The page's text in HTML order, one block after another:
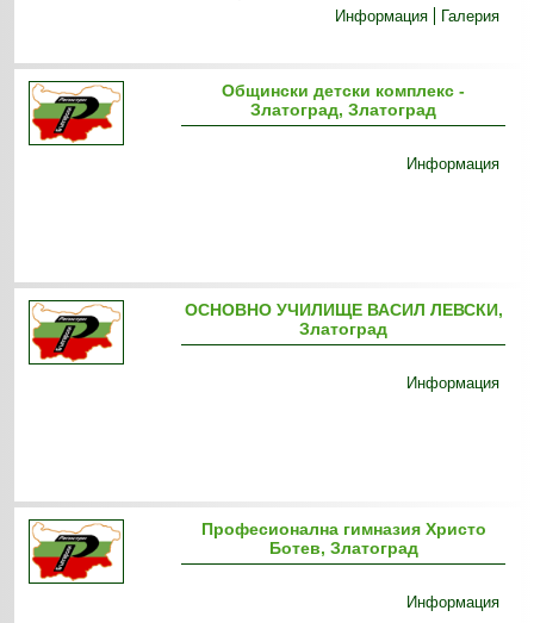
Информация
Галерия
Общински детски комплекс -
Златоград, Златоград
Информация
ОСНОВНО УЧИЛИЩЕ ВАСИЛ ЛЕВСКИ,
Златоград
Информация
Професионална гимназия Христо
Ботев, Златоград
Информация